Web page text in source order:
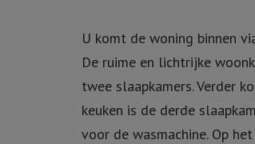
U komt de woning binnen
De ruime en lichtrijke
twee slaapkamers. Verder
keuken is de derde
voor de wasmachine. Op